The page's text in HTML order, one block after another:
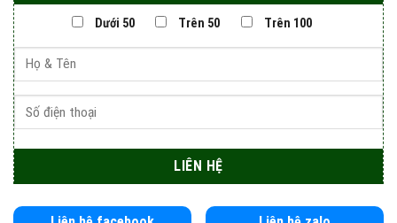
Dưới 50 Trên 50 Trên 100